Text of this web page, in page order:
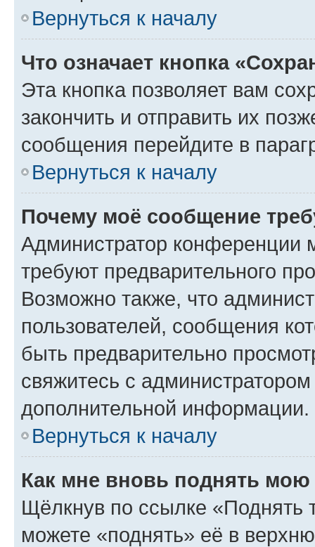
Вернуться к началу
Что означает кнопка
Эта кнопка позволяет вам
закончить и отправить их
сообщения перейдите в
Вернуться к началу
Почему моё сообщение
Администратор конференции
требуют предварительного
Возможно также, что
пользователей, сообщения
быть предварительно
свяжитесь с
дополнительной информации.
Вернуться к началу
Как мне вновь поднять мою
Щёлкнув по ссылке «Поднять
можете «поднять» её в